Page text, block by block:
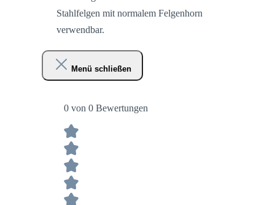
Stahlfelgen mit normalem Felgenhorn
verwendbar.
Menü schließen
0 von 0 Bewertungen